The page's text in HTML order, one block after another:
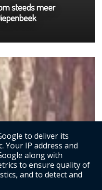
steeds meer
to deliver its
Your IP address and
along with
to ensure quality of
and to detect and